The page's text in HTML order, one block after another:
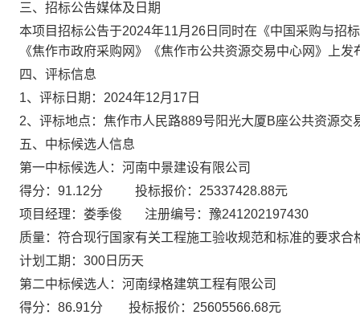
三、 招标公告媒体及日期
本项目招标公告于2024年11月 26 日同时在《中国采购与招
《焦作市政府采购网》《焦作市公共资源交易中心网》上发
四、 评标信息
1、评标日期：2024年12月 17 日
2、评标地点：焦作市人民路889号阳光大厦B座公共资源交
五、 中标候选人信息
第一中标候选人： 河南中景建设有限公司
得分 ： 91.12分 投标报价： 25337428.88元
项目经理：娄季俊
注册编号 ： 豫241202197430
质量： 符合现行国家有关工程施工验收规范和标准的要求合
计划工期： 300日历天
第二中标候选人： 河南绿格建筑工程有限公司
得分 ： 86.91分 投标报价： 25605566.68元